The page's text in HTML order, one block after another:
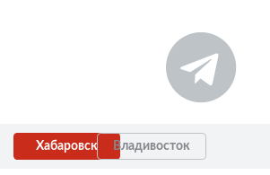
Хабаровск Владивосток